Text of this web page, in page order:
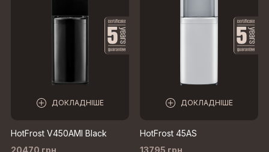
ДОКЛАДНІШЕ ДОКЛАДНІШЕ
HotFrost V450AMI Black
HotFrost 45AS
20470 грн
13795 грн